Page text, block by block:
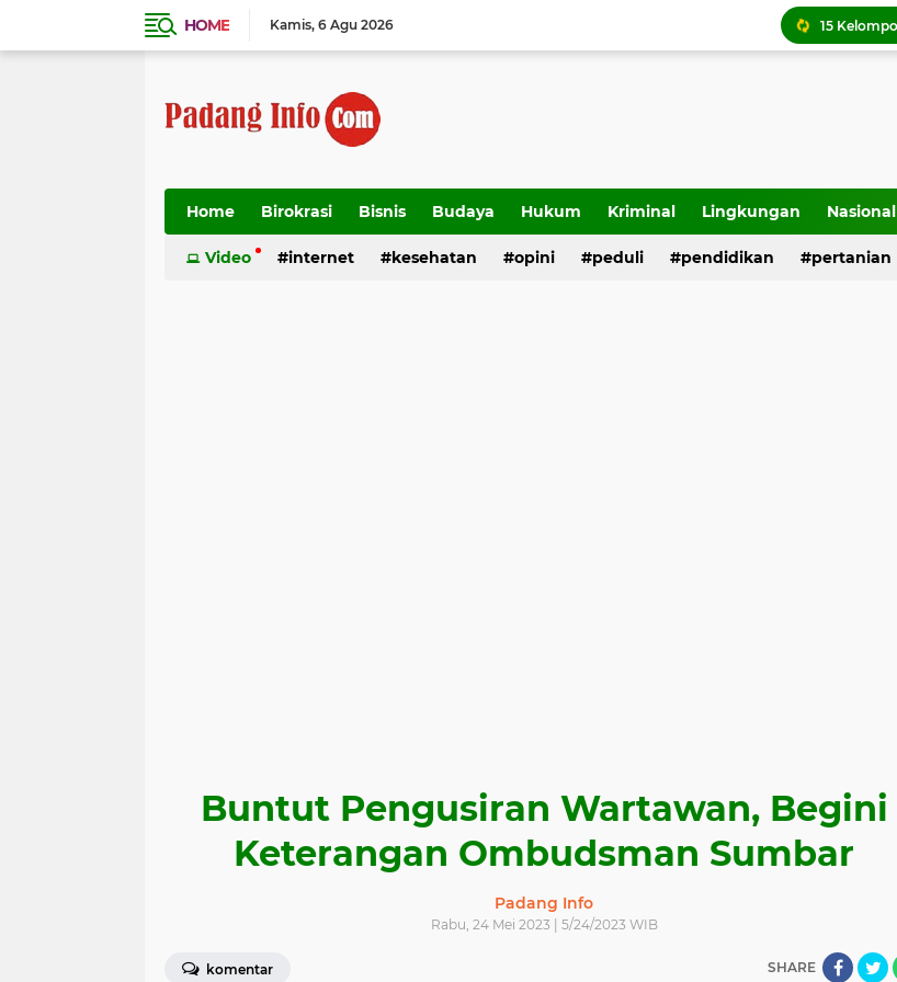
HOME Kamis 6 Agu 2026
Home Birokrasi Bisnis Budaya Hukum Kriminal Lingkungan Nasional
Transportasi
Video internet kesehatan opini peduli pendidikan pertanian
Buntut Pengusiran Wartawan, Begini
Keterangan Ombudsman Sumbar
Padang Info
Rabu, 24 Mei 2023 | 5/24/2023 WIB
komentar SHARE